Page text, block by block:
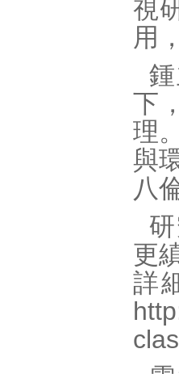
視
用
下
理
與
八
更
詳
http